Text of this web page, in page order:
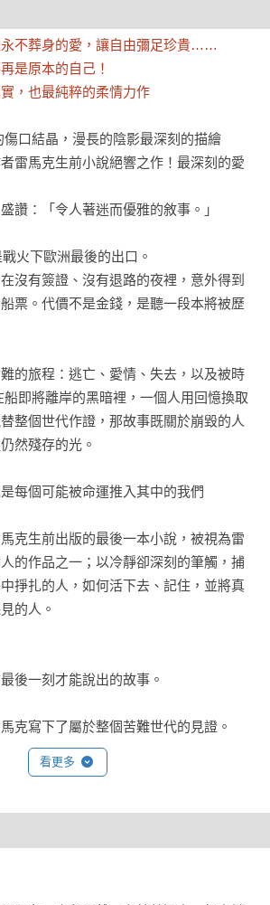
不葬身的愛，讓自由彌足珍貴……
是原本的自己！
，也最純粹的柔情力作
口結晶，漫長的陰影最深刻的描繪
雷馬克生前小說絕響之作！最深刻的愛
讚：「令人著迷而優雅的敘事。」
火下歐洲最後的出口。
沒有簽證、沒有退路的夜裡，意外得到
票。代價不是金錢，是聽一段本將被歷
的旅程：逃亡、愛情、失去，以及被時
即將離岸的黑暗裡，一個人用回憶換取
整個世代作證，那故事既關於崩毀的人
然殘存的光。
每個可能被命運推入其中的我們
馬克生前出版的最後一本小說，被視為雷
的作品之一；以冷靜卻深刻的筆觸，捕
掙扎的人，如何活下去、記住，並將真
的人。
後一刻才能說出的故事。
克寫下了屬於整個苦難世代的見證。
看更多